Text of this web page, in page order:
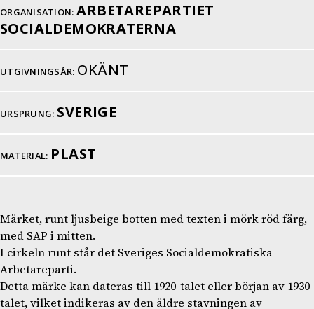
ORGANISATION: ARBETAREPARTIET
SOCIALDEMOKRATERNA
UTGIVNINGSÅR: OKÄNT
URSPRUNG: SVERIGE
MATERIAL: PLAST
Märket, runt ljusbeige botten med texten i mörk röd färg,
med SAP i mitten.
I cirkeln runt står det Sveriges Socialdemokratiska
Arbetareparti.
Detta märke kan dateras till 1920-talet eller början av 1930-
talet, vilket indikeras av den äldre stavningen av